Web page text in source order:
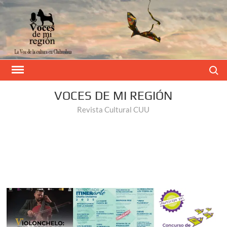
VOCES DE MI REGIÓN
Revista Cultural CUU